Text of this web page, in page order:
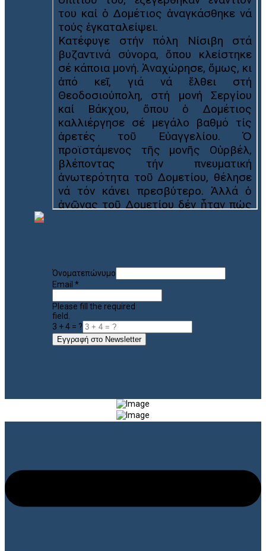
Όνοματεπώνυμο
Email *
Please fill the required
field.
3 + 4 = ?
Εγγραφή στο Newsletter